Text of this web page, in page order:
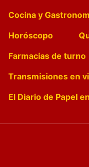
Cocina y
Horóscopo
Farmacias de turno
Transmisiones en
El Diario de Papel